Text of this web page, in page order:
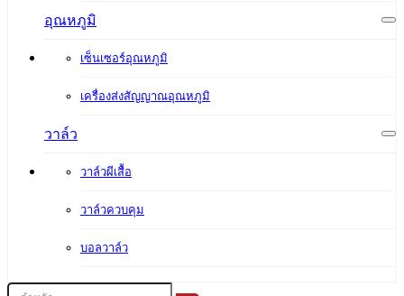
อุณหภูมิ
เซ็นเซอร์อุณหภูมิ
เครื่องส่งสัญญาณอุณหภูมิ
วาล์ว
วาล์วผีเสื้อ
วาล์วควบคุม
บอลวาล์ว